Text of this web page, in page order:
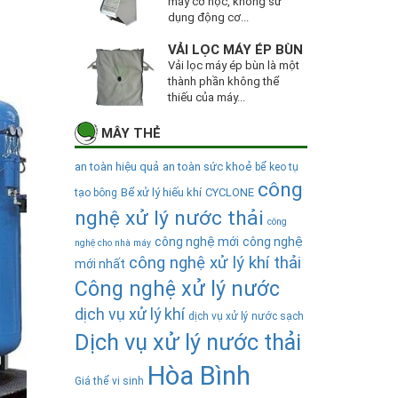
dụng động cơ...
VẢI LỌC MÁY ÉP BÙN
Vải lọc máy ép bùn là một
thành phần không thể
thiếu của máy...
MÂY THẺ
an toàn hiệu quả an toàn sức khoẻ bể keo tụ
tạo bông Bể xử lý hiếu khí CYCLONE công
nghệ xử lý nước thải công
nghệ cho nhà máy công nghệ mới công nghệ
mới nhất công nghệ xử lý khí thải
Công nghệ xử lý nước
dịch vụ xử lý khí dịch vụ xử lý nước sạch
Dịch vụ xử lý nước thải
Giá thể vi sinh Hòa Bình